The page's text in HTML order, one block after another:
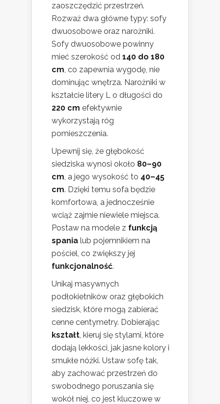
zaoszczędzić przestrzeń.
Rozważ dwa główne typy: sofy
dwuosobowe oraz narożniki.
Sofy dwuosobowe powinny
mieć szerokość od 140 do 180
cm, co zapewnia wygodę, nie
dominując wnętrza. Narożniki w
kształcie litery L o długości do
220 cm efektywnie
wykorzystają róg
pomieszczenia.
Upewnij się, że głębokość
siedziska wynosi około 80–90
cm, a jego wysokość to 40–45
cm. Dzięki temu sofa będzie
komfortowa, a jednocześnie
wciąż zajmie niewiele miejsca.
Postaw na modele z funkcją
spania lub pojemnikiem na
pościel, co zwiększy jej
funkcjonalność.
Unikaj masywnych
podłokietników oraz głębokich
siedzisk, które mogą zabierać
cenne centymetry. Dobierając
kształt, kieruj się stylami, które
dodają lekkości, jak jasne kolory i
smukłe nóżki. Ustaw sofę tak,
aby zachować przestrzeń do
swobodnego poruszania się
wokół niej, co jest kluczowe w